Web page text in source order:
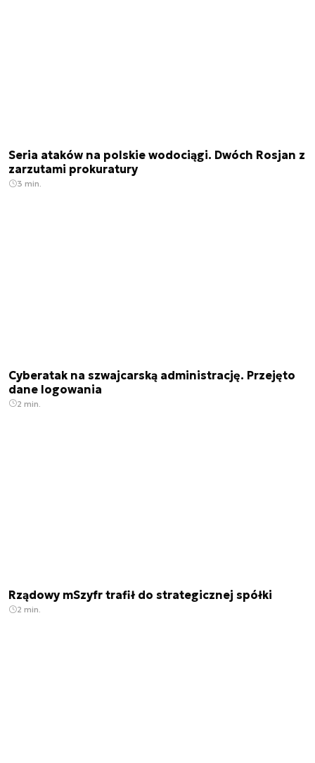
Seria ataków na polskie wodociągi. Dwóch Rosjan z
zarzutami prokuratury
3 min.
Cyberatak na szwajcarską administrację. Przejęto
dane logowania
2 min.
Rządowy mSzyfr trafił do strategicznej spółki
2 min.